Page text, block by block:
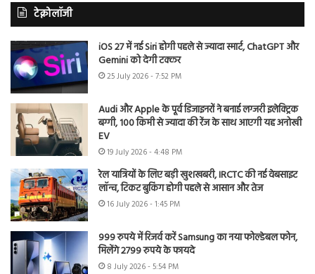
टेक्नोलॉजी
iOS 27 में नई Siri होगी पहले से ज्यादा स्मार्ट, ChatGPT और
Gemini को देगी टक्कर
25 July 2026 - 7:52 PM
Audi और Apple के पूर्व डिजाइनरों ने बनाई लग्जरी इलेक्ट्रिक
बग्गी, 100 किमी से ज्यादा की रेंज के साथ आएगी यह अनोखी
EV
19 July 2026 - 4:48 PM
रेल यात्रियों के लिए बड़ी खुशखबरी, IRCTC की नई वेबसाइट
लॉन्च, टिकट बुकिंग होगी पहले से आसान और तेज
16 July 2026 - 1:45 PM
999 रुपये में रिजर्व करें Samsung का नया फोल्डेबल फोन,
मिलेंगे 2799 रुपये के फायदे
8 July 2026 - 5:54 PM